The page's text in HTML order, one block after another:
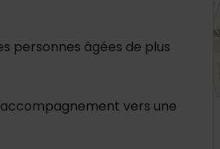
personnes âgées de plus
vers une